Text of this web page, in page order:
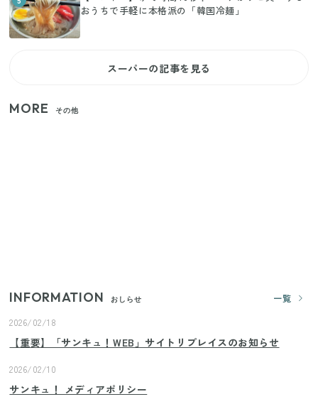
おうちで手軽に本格派の「韓国冷麺」
スーパーの記事を見る
MORE その他
INFORMATION おしらせ
一覧
2026/02/18
【重要】「サンキュ！WEB」サイトリプレイスのお知らせ
2026/02/10
サンキュ！ メディアポリシー